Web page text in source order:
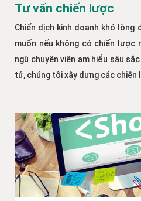
Tư vấn chiến lược
Chiến dịch kinh doanh khó
muốn nếu không có chiến lược
ngũ chuyên viên am hiểu sâu
tử, chúng tôi xây dựng các chiến